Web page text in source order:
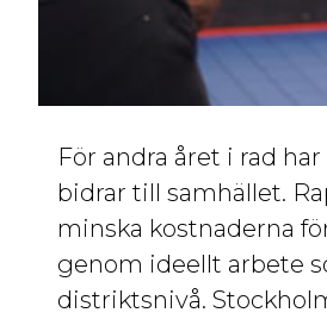
För andra året i rad
bidrar till samhället.
minska kostnaderna
genom ideellt arbete
distriktsnivå.